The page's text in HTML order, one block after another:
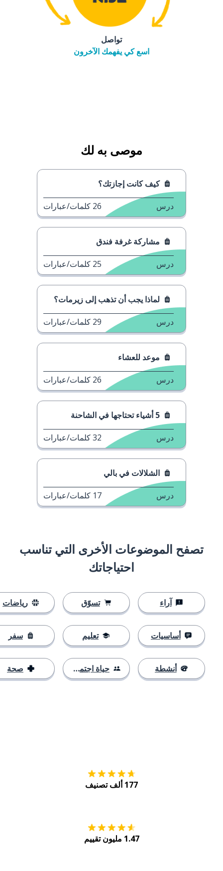
تواصل
اسع كي يفهمك الآخرون
موصى به لك
كيف كانت إجازتك؟
درس 26 كلمات/عبارات
مشاركة غرفة فندق
درس 25 كلمات/عبارات
لماذا يجب أن تذهب إلى زيرمات؟
درس 29 كلمات/عبارات
موعد للعشاء
درس 26 كلمات/عبارات
5 أشياء تحتاجها في الشاحنة
درس 32كلمات/عبارات
الشلالات في بالي
درس 17 كلمات/عبارات
تصفح الموضوعات الأخرى التي تناسب
احتياجاتك
آراء
أساسيات
أنشطة
تسوّق
تعليم
حياة اجتماعية
رياضات
سفر
صحة
177 ألف تصنيف
1.47 مليون تقييم